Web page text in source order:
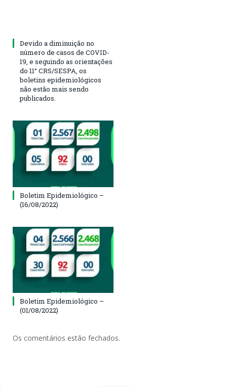
Devido a diminuição no
número de casos de COVID-
19, e seguindo as orientações
do 11° CRS/SESPA, os
boletins epidemiológicos
não estão mais sendo
publicados.
Boletim Epidemiológico –
(16/08/2022)
Boletim Epidemiológico –
(01/08/2022)
Os comentários estão fechados.